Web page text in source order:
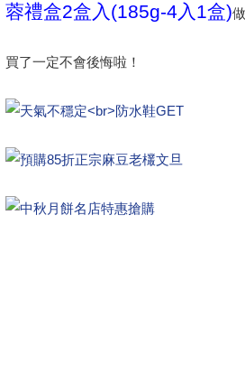
蓉禮盒2盒入(185g-4入1盒)
買了一定不會後悔啦！